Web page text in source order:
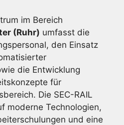
im Bereich
(Ruhr) umfasst die
den Einsatz
die Entwicklung
für
Die SEC-RAIL
moderne Technologien,
und eine